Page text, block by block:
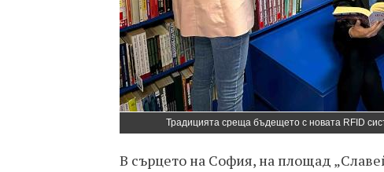
Традицията среща бъдещето с новата RFID
В сърцето на София, на площад